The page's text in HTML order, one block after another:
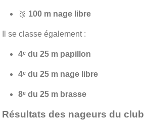
🥉 100 m nage libre
Il se classe également :
4ᵉ du 25 m papillon
4ᵉ du 25 m nage libre
8ᵉ du 25 m brasse
Résultats des nageurs du club